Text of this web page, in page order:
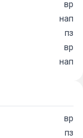
вр
нап
пз
вр
нап
вр
пз